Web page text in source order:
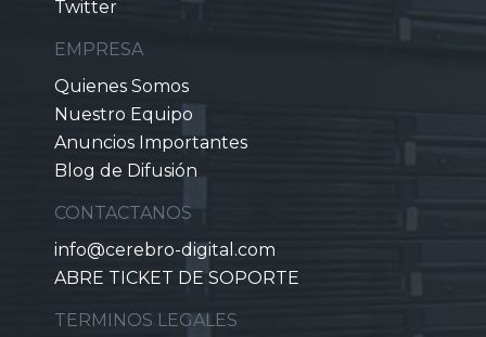
Twitter
EMPRESA
Quienes Somos
Nuestro Equipo
Anuncios Importantes
Blog de Difusión
CONTACTANOS
info@cerebro-digital.com
ABRE TICKET DE SOPORTE
TERMINOS LEGALES